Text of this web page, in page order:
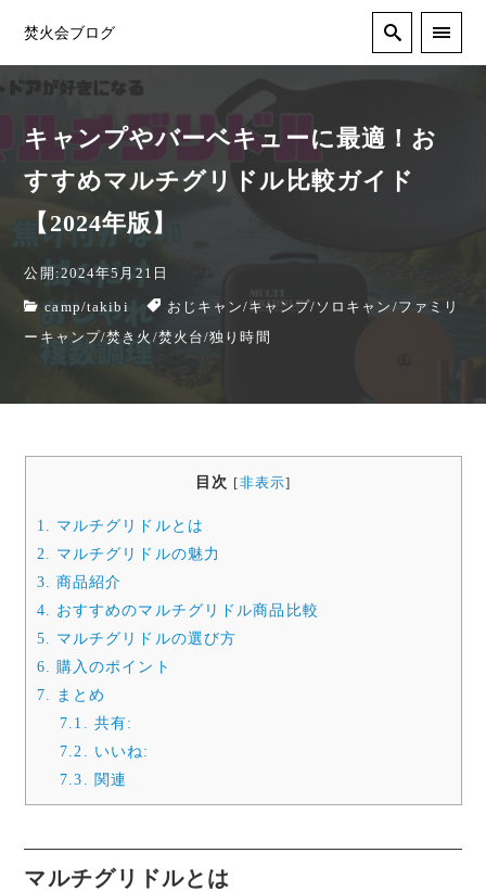
焚火会ブログ
キャンプやバーベキューに最適！お
すすめマルチグリドル比較ガイド
【2024年版】
公開:2024年5月21日
camp/takibi おじキャン/キャンプ/ ソロキャン /ファミリ
ーキャンプ/焚き火 /焚火台/独り時間
目次 [非表示]
1. マルチグリドルとは
2. マルチグリドルの魅力
3. 商品紹介
4. おすすめのマルチグリドル商品比較
5. マルチグリドルの選び方
6. 購入のポイント
7. まとめ
7.1. 共有:
7.2. いいね:
7.3. 関連
マルチグリドルとは